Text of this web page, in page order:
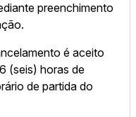
preenchimento
é aceito
(seis) horas de
de partida do